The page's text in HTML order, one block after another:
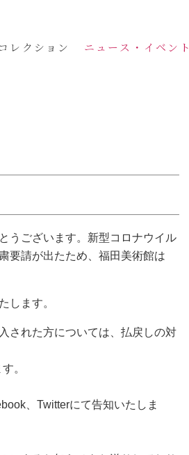
コレクション ニュース・イベント
うございます。新型コロナウイル
要請が出たため、福田美術館は
します。
された方については、払戻しの対
。
、Twitterにて告知いたしま